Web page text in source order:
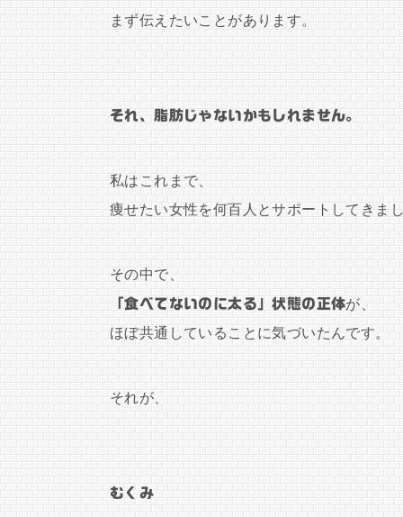
まず伝えたいことがあります。
それ、脂肪じゃないかもしれません。
私はこれまで、
痩せたい女性を何百人とサポートしてきま
その中で、
「食べてないのに太る」状態の正体が、
ほぼ共通していることに気づいたんです。
それが、
むくみ